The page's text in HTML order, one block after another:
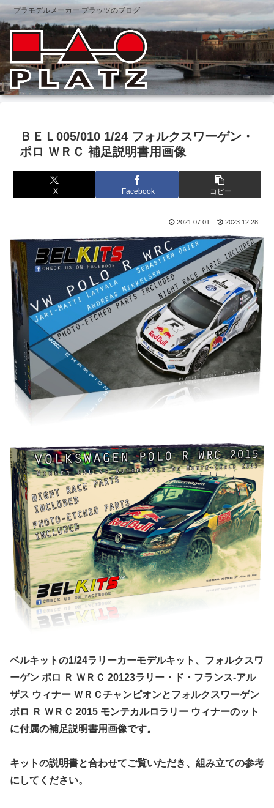
プラモデルメーカー プラッツのブログ
ＢＥＬ005/010 1/24 フォルクスワーゲン・
ポロ ＷＲＣ 補足説明書用画像
X Facebook コピー
2021.07.01 2023.12.28
ベルキットの1/24ラリーカーモデルキット、フォルクスワ
ーゲン ポロ Ｒ ＷＲＣ 20123ラリー・ド・フランス-アル
ザス ウィナー ＷＲＣチャンピオンとフォルクスワーゲン
ポロ Ｒ ＷＲＣ 2015 モンテカルロラリー ウィナーのット
に付属の補足説明書用画像です。
キットの説明書と合わせてご覧いただき、組み立ての参考
にしてください。